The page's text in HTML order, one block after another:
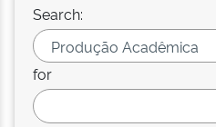
Search:
for